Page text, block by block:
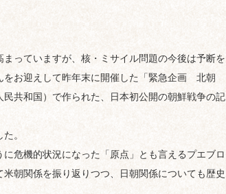
っていますが、核・ミサイル問題の今後は予断を
をお迎えして昨年末に開催した「緊急企画 北朝
共和国）で作られた、日本初公開の朝鮮戦争の記
。
危機的状況になった「原点」とも言えるプエブロ
朝関係を振り返りつつ、日朝関係についても歴史